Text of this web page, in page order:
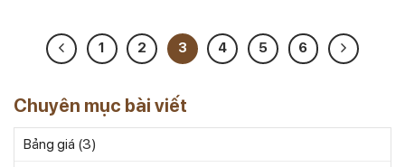
1 2 3 4 5 6
Chuyên mục bài viết
Bảng giá (3)